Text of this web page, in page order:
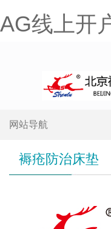
AG线上开
网站导航
褥疮防治床垫